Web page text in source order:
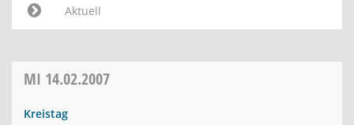
Aktuell
MI 14.02.2007
Kreistag